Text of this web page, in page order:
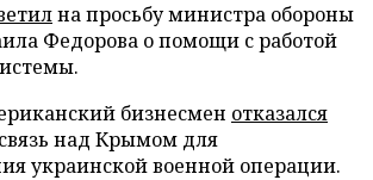
на просьбу министра обороны
Федорова о помощи с работой
бизнесмен отказался
над Крымом для
украинской военной операции.